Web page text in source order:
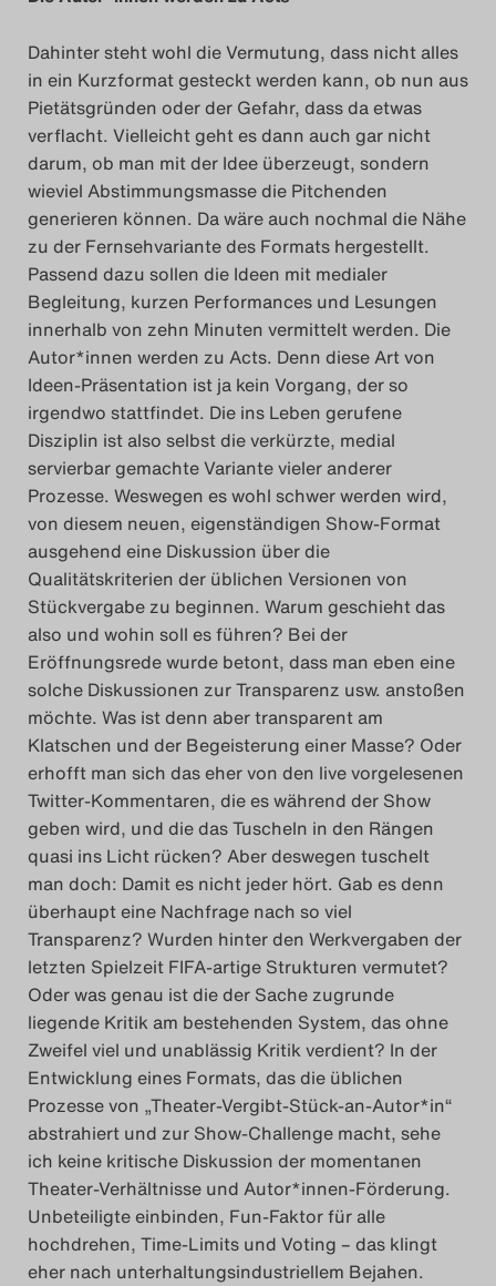
Dahinter steht wohl die Vermutung, dass nicht alles
in ein Kurzformat gesteckt werden kann, ob nun aus
Pietätsgründen oder der Gefahr, dass da etwas
verflacht. Vielleicht geht es dann auch gar nicht
darum, ob man mit der Idee überzeugt, sondern
wieviel Abstimmungsmasse die Pitchenden
generieren können. Da wäre auch nochmal die Nähe
zu der Fernsehvariante des Formats hergestellt.
Passend dazu sollen die Ideen mit medialer
Begleitung, kurzen Performances und Lesungen
innerhalb von zehn Minuten vermittelt werden. Die
Autor*innen werden zu Acts. Denn diese Art von
Ideen-Präsentation ist ja kein Vorgang, der so
irgendwo stattfindet. Die ins Leben gerufene
Disziplin ist also selbst die verkürzte, medial
servierbar gemachte Variante vieler anderer
Prozesse. Weswegen es wohl schwer werden wird,
von diesem neuen, eigenständigen Show-Format
ausgehend eine Diskussion über die
Qualitätskriterien der üblichen Versionen von
Stückvergabe zu beginnen. Warum geschieht das
also und wohin soll es führen? Bei der
Eröffnungsrede wurde betont, dass man eben eine
solche Diskussionen zur Transparenz usw. anstoßen
möchte. Was ist denn aber transparent am
Klatschen und der Begeisterung einer Masse? Oder
erhofft man sich das eher von den live vorgelesenen
Twitter-Kommentaren, die es während der Show
geben wird, und die das Tuscheln in den Rängen
quasi ins Licht rücken? Aber deswegen tuschelt
man doch: Damit es nicht jeder hört. Gab es denn
überhaupt eine Nachfrage nach so viel
Transparenz? Wurden hinter den Werkvergaben der
letzten Spielzeit FIFA-artige Strukturen vermutet?
Oder was genau ist die der Sache zugrunde
liegende Kritik am bestehenden System, das ohne
Zweifel viel und unablässig Kritik verdient? In der
Entwicklung eines Formats, das die üblichen
Prozesse von „Theater-Vergibt-Stück-an-Autor*in“
abstrahiert und zur Show-Challenge macht, sehe
ich keine kritische Diskussion der momentanen
Theater-Verhältnisse und Autor*innen-Förderung.
Unbeteiligte einbinden, Fun-Faktor für alle
hochdrehen, Time-Limits und Voting – das klingt
eher nach unterhaltungsindustriellem Bejahen.